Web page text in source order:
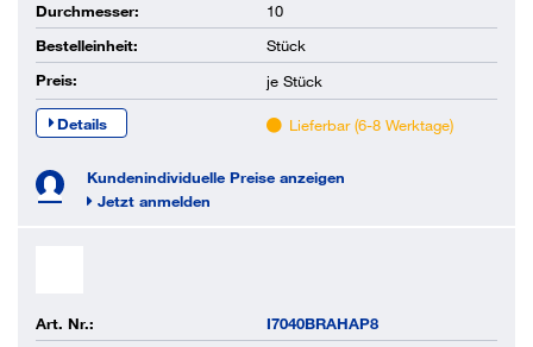
Durchmesser:
10
Bestelleinheit:
Stück
Preis:
je Stück
Details Lieferbar (6-8 Werktage)
Kundenindividuelle Preise anzeigen
Jetzt anmelden
Art. Nr.:
I7040BRAHAP8